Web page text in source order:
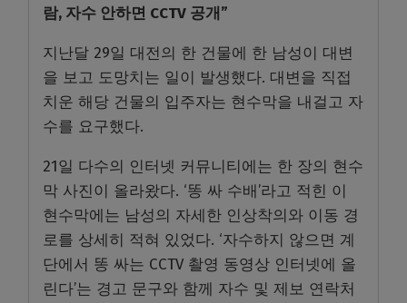
람, 자수 안하면 CCTV 공개”
지난달 29일 대전의 한 건물에 한 남성이 대변
을 보고 도망치는 일이 발생했다. 대변을 직접
치운 해당 건물의 입주자는 현수막을 내걸고 자
수를 요구했다.
21일 다수의 인터넷 커뮤니티에는 한 장의 현수
막 사진이 올라왔다. ‘똥 싸 수배’라고 적힌 이
현수막에는 남성의 자세한 인상착의와 이동 경
로를 상세히 적혀 있었다. ‘자수하지 않으면 계
단에서 똥 싸는 CCTV 촬영 동영상 인터넷에 올
린다’는 경고 문구와 함께 자수 및 제보 연락처